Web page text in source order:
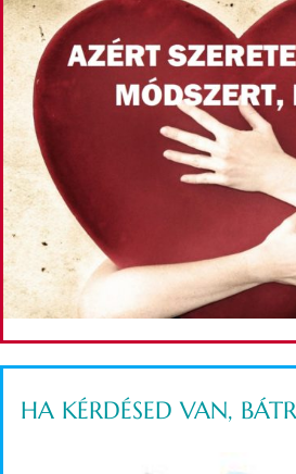
HA KÉRDÉSED VAN,